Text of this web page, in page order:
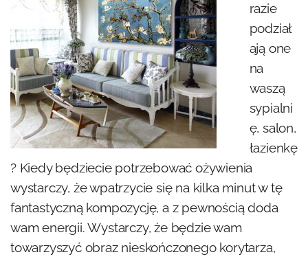
razie
podział
ają one
na
waszą
sypialni
ę, salon,
łazienkę
? Kiedy będziecie potrzebować ożywienia
wystarczy, że wpatrzycie się na kilka minut w tę
fantastyczną kompozycję, a z pewnością doda
wam energii. Wystarczy, że będzie wam
towarzyszyć obraz nieskończonego korytarza,